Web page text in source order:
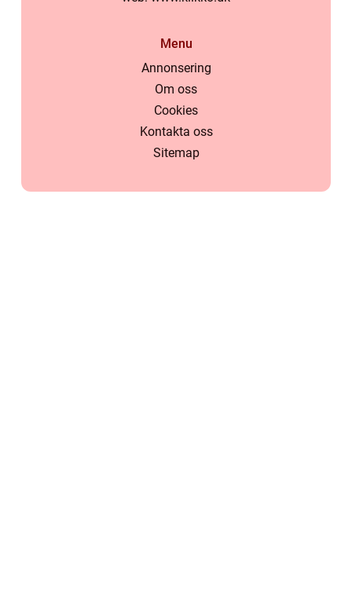
Menu
Annonsering
Om oss
Cookies
Kontakta oss
Sitemap